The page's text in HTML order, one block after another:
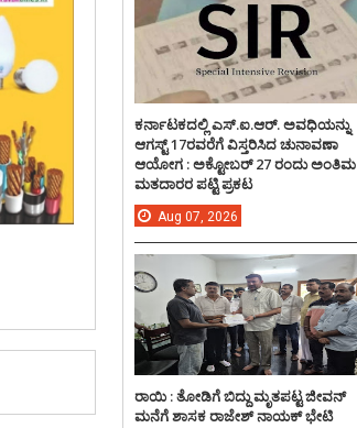
ಕರ್ನಾಟಕದಲ್ಲಿ ಎಸ್.ಐ.ಆರ್. ಅವಧಿಯನ್ನು
ಆಗಸ್ಟ್ 17ರವರೆಗೆ ವಿಸ್ತರಿಸಿದ ಚುನಾವಣಾ
ಆಯೋಗ : ಅಕ್ಟೋಬರ್ 27 ರಂದು ಅಂತಿಮ
ಮತದಾರರ ಪಟ್ಟಿ ಪ್ರಕಟ
Aug 07, 2026
ರಾಯಿ : ತೋಡಿಗೆ ಬಿದ್ದು ಮೃತಪಟ್ಟ ಜೀವನ್
ಮನೆಗೆ ಶಾಸಕ ರಾಜೇಶ್ ನಾಯಕ್ ಭೇಟಿ